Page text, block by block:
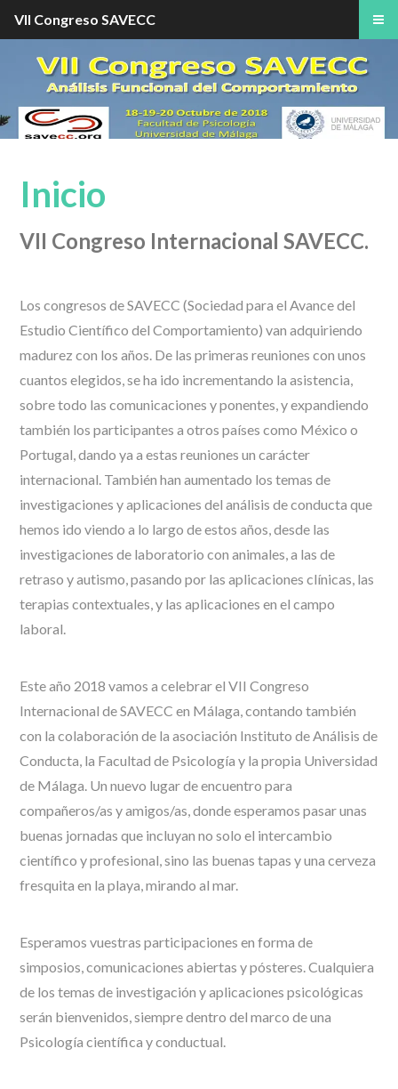
Inicio
VII Congreso Internacional SAVECC.
Los congresos de SAVECC (Sociedad para el Avance del
Estudio Científico del Comportamiento) van adquiriendo
madurez con los años. De las primeras reuniones con unos
cuantos elegidos, se ha ido incrementando la asistencia,
sobre todo las comunicaciones y ponentes, y expandiendo
también los participantes a otros países como México o
Portugal, dando ya a estas reuniones un carácter
internacional. También han aumentado los temas de
investigaciones y aplicaciones del análisis de conducta que
hemos ido viendo a lo largo de estos años, desde las
investigaciones de laboratorio con animales, a las de
retraso y autismo, pasando por las aplicaciones clínicas, las
terapias contextuales, y las aplicaciones en el campo
laboral.
Este año 2018 vamos a celebrar el VII Congreso
Internacional de SAVECC en Málaga, contando también
con la colaboración de la asociación Instituto de Análisis de
Conducta, la Facultad de Psicología y la propia Universidad
de Málaga. Un nuevo lugar de encuentro para
compañeros/as y amigos/as, donde esperamos pasar unas
buenas jornadas que incluyan no solo el intercambio
científico y profesional, sino las buenas tapas y una cerveza
fresquita en la playa, mirando al mar.
Esperamos vuestras participaciones en forma de
simposios, comunicaciones abiertas y pósteres. Cualquiera
de los temas de investigación y aplicaciones psicológicas
serán bienvenidos, siempre dentro del marco de una
Psicología científica y conductual.
VII Congreso SAVECC